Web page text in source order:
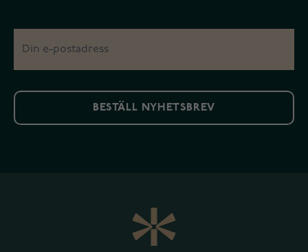
BESTÄLL NYHETSBREV